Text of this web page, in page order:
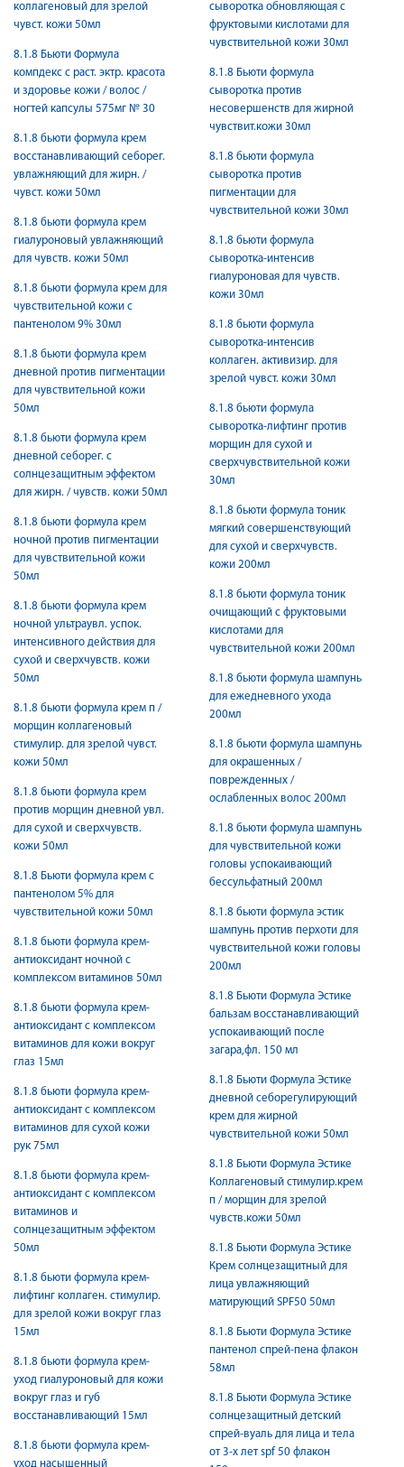
коллагеновый для зрелой
чувст. кожи 50мл
8.1.8 Бьюти Формула
компдекс с раст. эктр. красота
и здоровье кожи / волос /
ногтей капсулы 575мг № 30
8.1.8 бьюти формула крем
восстанавливающий себорег.
увлажняющий для жирн. /
чувст. кожи 50мл
8.1.8 бьюти формула крем
гиалуроновый увлажняющий
для чувств. кожи 50мл
8.1.8 бьюти формула крем для
чувствительной кожи с
пантенолом 9% 30мл
8.1.8 бьюти формула крем
дневной против пигментации
для чувствительной кожи
50мл
8.1.8 бьюти формула крем
дневной себорег. с
солнцезащитным эффектом
для жирн. / чувств. кожи 50мл
8.1.8 бьюти формула крем
ночной против пигментации
для чувствительной кожи
50мл
8.1.8 бьюти формула крем
ночной ультраувл. успок.
интенсивного действия для
сухой и сверхчувств. кожи
50мл
8.1.8 бьюти формула крем п /
морщин коллагеновый
стимулир. для зрелой чувст.
кожи 50мл
8.1.8 бьюти формула крем
против морщин дневной увл.
для сухой и сверхчувств.
кожи 50мл
8.1.8 Бьюти формула крем с
пантенолом 5% для
чувствительной кожи 50мл
8.1.8 бьюти формула крем-
антиоксидант ночной с
комплексом витаминов 50мл
8.1.8 бьюти формула крем-
антиоксидант с комплексом
витаминов для кожи вокруг
глаз 15мл
8.1.8 бьюти формула крем-
антиоксидант с комплексом
витаминов для сухой кожи
рук 75мл
8.1.8 бьюти формула крем-
антиоксидант с комплексом
витаминов и
солнцезащитным эффектом
50мл
8.1.8 бьюти формула крем-
лифтинг коллаген. стимулир.
для зрелой кожи вокруг глаз
15мл
8.1.8 бьюти формула крем-
уход гиалуроновый для кожи
вокруг глаз и губ
восстанавливающий 15мл
8.1.8 бьюти формула крем-
уход насыщенный
сыворотка обновляющая с
фруктовыми кислотами для
чувствительной кожи 30мл
8.1.8 Бьюти формула
сыворотка против
несовершенств для жирной
чувствит.кожи 30мл
8.1.8 бьюти формула
сыворотка против
пигментации для
чувствительной кожи 30мл
8.1.8 бьюти формула
сыворотка-интенсив
гиалуроновая для чувств.
кожи 30мл
8.1.8 бьюти формула
сыворотка-интенсив
коллаген. активизир. для
зрелой чувст. кожи 30мл
8.1.8 бьюти формула
сыворотка-лифтинг против
морщин для сухой и
сверхчувствительной кожи
30мл
8.1.8 бьюти формула тоник
мягкий совершенствующий
для сухой и сверхчувств.
кожи 200мл
8.1.8 бьюти формула тоник
очищающий с фруктовыми
кислотами для
чувствительной кожи 200мл
8.1.8 бьюти формула шампунь
для ежедневного ухода
200мл
8.1.8 бьюти формула шампунь
для окрашенных /
поврежденных /
ослабленных волос 200мл
8.1.8 бьюти формула шампунь
для чувствительной кожи
головы успокаивающий
бессульфатный 200мл
8.1.8 бьюти формула эстик
шампунь против перхоти для
чувствительной кожи головы
200мл
8.1.8 Бьюти Формула Эстике
бальзам восстанавливающий
успокаивающий после
загара,фл. 150 мл
8.1.8 Бьюти Формула Эстике
дневной себорегулирующий
крем для жирной
чувствительной кожи 50мл
8.1.8 Бьюти Формула Эстике
Коллагеновый стимулир.крем
п / морщин для зрелой
чувств.кожи 50мл
8.1.8 Бьюти Формула Эстике
Крем солнцезащитный для
лица увлажняющий
матирующий SPF50 50мл
8.1.8 Бьюти Формула Эстике
пантенол спрей-пена флакон
58мл
8.1.8 Бьюти Формула Эстике
солнцезащитный детский
спрей-вуаль для лица и тела
от 3-х лет spf 50 флакон